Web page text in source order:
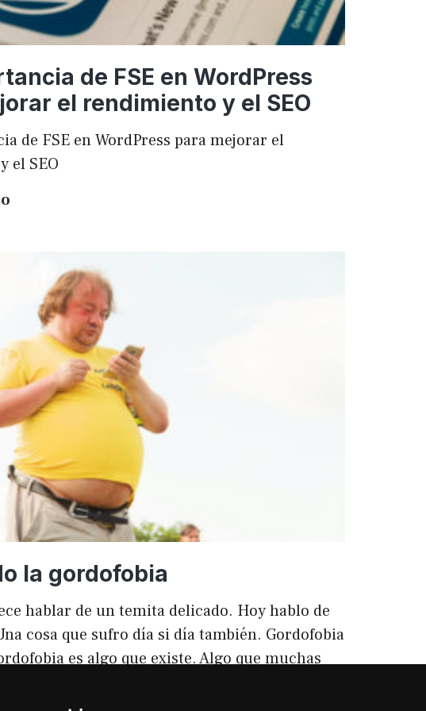
de FSE en WordPress
el rendimiento y el SEO
de FSE en WordPress para mejorar el
el SEO
WordPress
para
mejorar
el
rendimiento
el
SEO
la gordofobia
hablar de un temita delicado. Hoy hablo de
cosa que sufro día si día también. Gordofobia
es algo que existe. Algo que muchas
el anuncio). Nos están vendiendo siempre unos